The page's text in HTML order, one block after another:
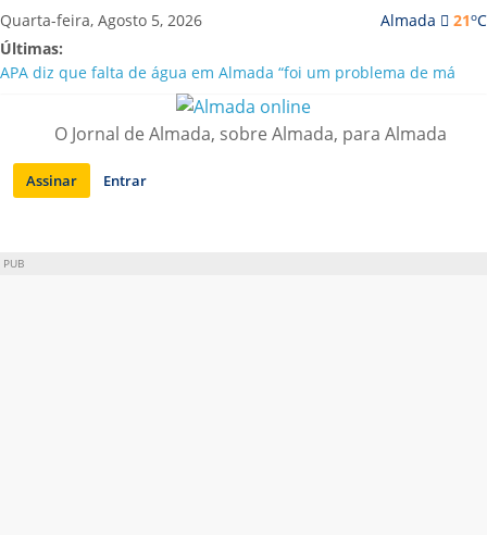
Saltar
para
conteúdo
Almada 21oC
Quarta-feira, Agosto 5, 2026
Últimas:
APA diz que falta de água em Almada “foi um problema de má
Laranjeiro | Cultura pop asiática invade a Casa Amarela
Ponte 25 de Abril celebra 60 anos com programa cultural entre
Lisboa e Almada
Situação de alerta em Almada renovada até final de Agosto
O Jornal de Almada, sobre Almada, para Almada
Assinar Entrar
PUB